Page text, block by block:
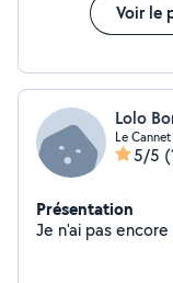
Voir le
Lolo
Le
5/5
Présentation